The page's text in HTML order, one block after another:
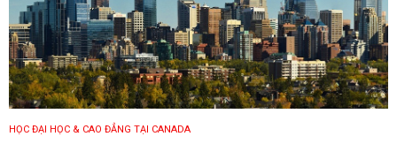
HỌC ĐẠI HỌC & CAO ĐẲNG TẠI CANADA